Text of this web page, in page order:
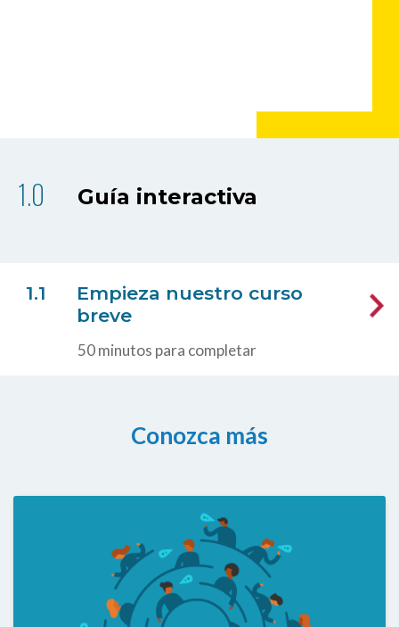
Guía interactiva
Empieza nuestro curso
breve
50 minutos para completar
Conozca más